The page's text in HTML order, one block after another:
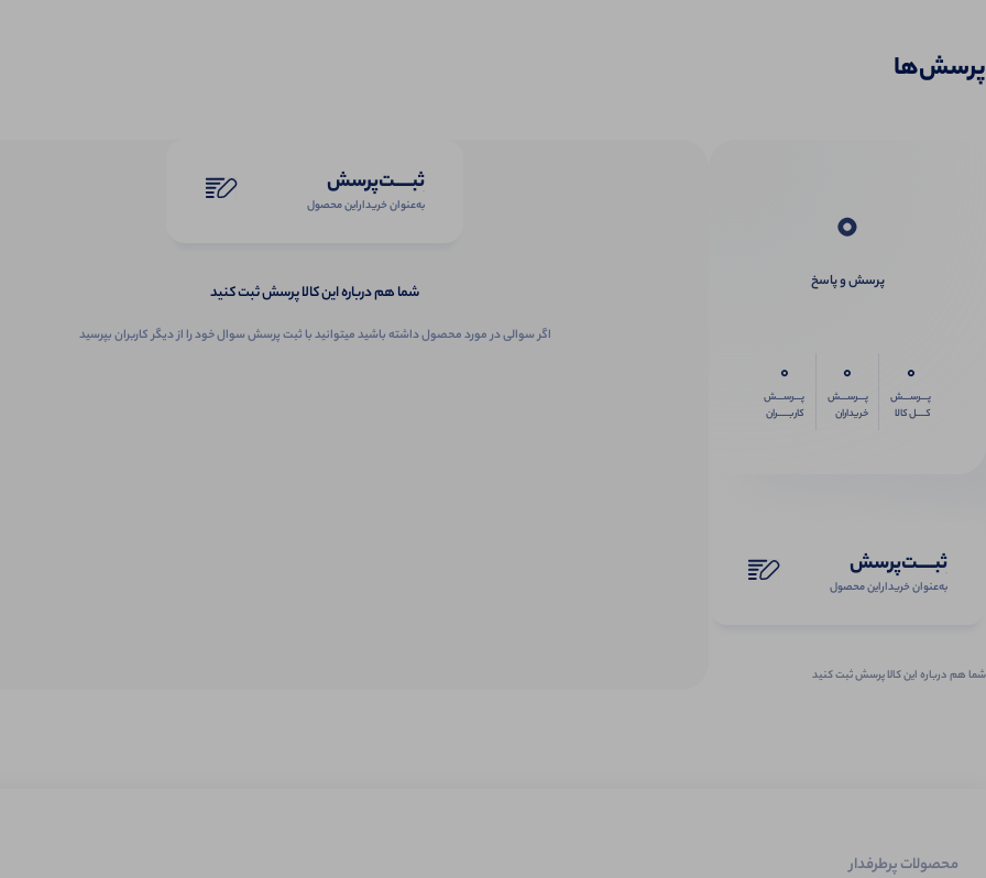
پرسش‌ها
0
پرسش و پاسخ
0
پـــرســـش
کــــل کالا
0
پـــرســـش
خریداران
0
پـــرســـش
کاربـــــران
ثبـــــت‌پرسش
به‌عنوان ‌خریدار‌این‌ محصول
شما هم درباره این کالا پرسش ثبت کنید
ثبـــــت‌پرسش
به‌عنوان ‌خریدار‌این‌ محصول
شما هم درباره این کالا پرسش ثبت کنید
اگر سوالی در مورد محصول داشته باشید میتوانید با ثبت پرسش سوال خود را از دیگر کاربران بپرسید
محصولات پرطرفدار